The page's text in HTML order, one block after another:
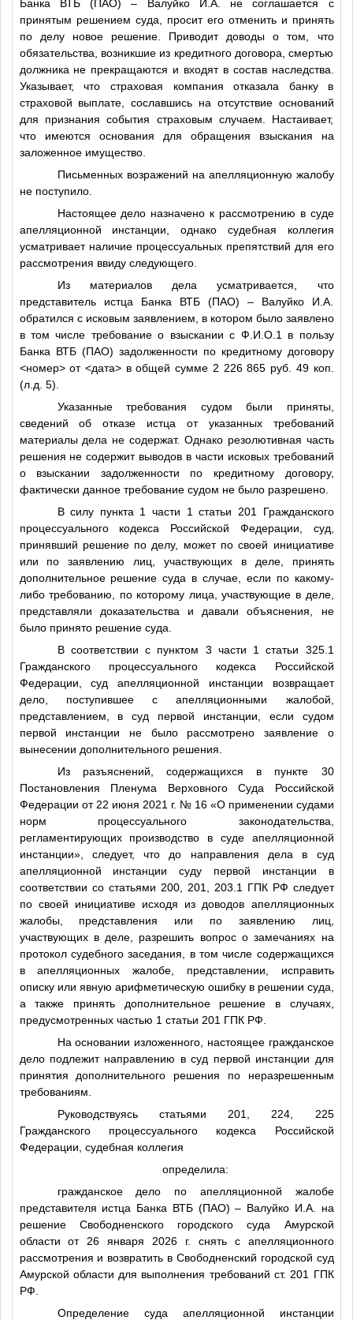
Банка ВТБ (ПАО) – Валуйко И.А. не соглашается с
принятым решением суда, просит его отменить и принять
по делу новое решение. Приводит доводы о том, что
обязательства, возникшие из кредитного договора, смертью
должника не прекращаются и входят в состав наследства.
Указывает, что страховая компания отказала банку в
страховой выплате, сославшись на отсутствие оснований
для признания события страховым случаем. Настаивает,
что имеются основания для обращения взыскания на
заложенное имущество.
Письменных возражений на апелляционную жалобу
не поступило.
Настоящее дело назначено к рассмотрению в суде
апелляционной инстанции, однако судебная коллегия
усматривает наличие процессуальных препятствий для его
рассмотрения ввиду следующего.
Из материалов дела усматривается, что
представитель истца Банка ВТБ (ПАО) – Валуйко И.А.
обратился с исковым заявлением, в котором было заявлено
в том числе требование о взыскании с Ф.И.О.1
в пользу
Банка ВТБ (ПАО) задолженности по кредитному договору
<номер>от <дата>в общей сумме 2 226 865 руб. 49 коп.
(л.д. 5).
Указанные требования судом были приняты,
сведений об отказе истца от указанных требований
материалы дела не содержат. Однако резолютивная часть
решения не содержит выводов в части исковых требований
о взыскании задолженности по кредитному договору,
фактически данное требование судом не было разрешено.
В силу пункта 1 части 1 статьи 201 Гражданского
процессуального кодекса Российской Федерации, суд,
принявший решение по делу, может по своей инициативе
или по заявлению лиц, участвующих в деле, принять
дополнительное решение суда в случае, если по какому-
либо требованию, по которому лица, участвующие в деле,
представляли доказательства и давали объяснения, не
было принято решение суда.
В соответствии с пунктом 3 части 1 статьи 325.1
Гражданского процессуального кодекса Российской
Федерации, суд апелляционной инстанции возвращает
дело, поступившее с апелляционными жалобой,
представлением, в суд первой инстанции, если судом
первой инстанции не было рассмотрено заявление о
вынесении дополнительного решения.
Из разъяснений, содержащихся в пункте 30
Постановления Пленума Верховного Суда Российской
Федерации от 22 июня 2021 г. № 16 «О применении судами
норм процессуального законодательства,
регламентирующих производство в суде апелляционной
инстанции», следует, что до направления дела в суд
апелляционной инстанции суду первой инстанции в
соответствии со статьями 200, 201, 203.1 ГПК РФ следует
по своей инициативе исходя из доводов апелляционных
жалобы, представления или по заявлению лиц,
участвующих в деле, разрешить вопрос о замечаниях на
протокол судебного заседания, в том числе содержащихся
в апелляционных жалобе, представлении, исправить
описку или явную арифметическую ошибку в решении суда,
а также принять дополнительное решение в случаях,
предусмотренных частью 1 статьи 201 ГПК РФ.
На основании изложенного, настоящее гражданское
дело подлежит направлению в суд первой инстанции для
принятия дополнительного решения по неразрешенным
требованиям.
Руководствуясь статьями 201, 224, 225
Гражданского процессуального кодекса Российской
Федерации, судебная коллегия
определила:
гражданское дело по апелляционной жалобе
представителя истца Банка ВТБ (ПАО) – Валуйко И.А. на
решение Свободненского городского суда Амурской
области от 26 января 2026 г. снять с апелляционного
рассмотрения и возвратить в Свободненский городской суд
Амурской области для выполнения требований ст. 201 ГПК
РФ.
Определение суда апелляционной инстанции